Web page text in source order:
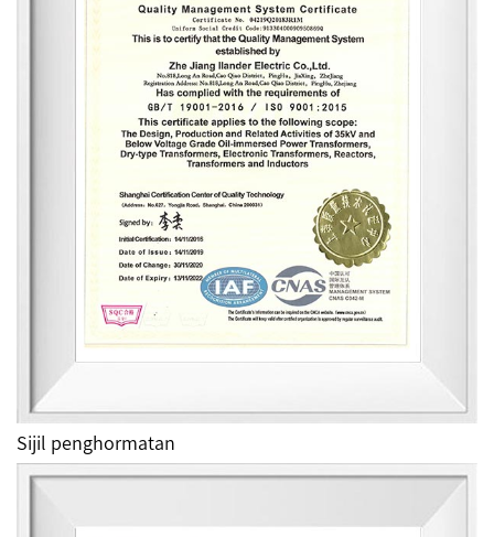
Sijil penghormatan